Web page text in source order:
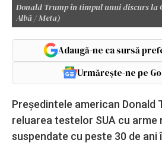
Donald Trump în timpul unui discurs la
Albă / Meta)
Adaugă-ne ca sursă
Urmărește-ne pe
Preşedintele american Donald
reluarea testelor SUA cu arme
suspendate cu peste 30 de ani